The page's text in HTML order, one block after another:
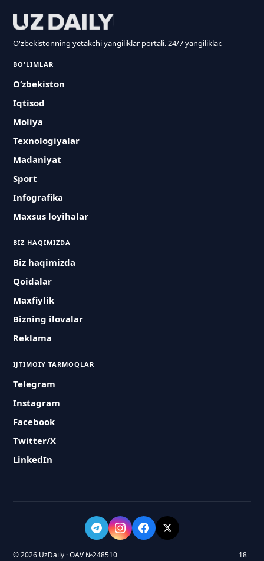
O'zbekistonning yetakchi yangiliklar portali. 24/7 yangiliklar.
BO'LIMLAR
O‘zbekiston
Iqtisod
Moliya
Texnologiyalar
Madaniyat
Sport
Infografika
Maxsus loyihalar
BIZ HAQIMIZDA
Biz haqimizda
Qoidalar
Maxfiylik
Bizning ilovalar
Reklama
IJTIMOIY TARMOQLAR
Telegram
Instagram
Facebook
Twitter/X
LinkedIn
© 2026 UzDaily · OAV №248510 18+